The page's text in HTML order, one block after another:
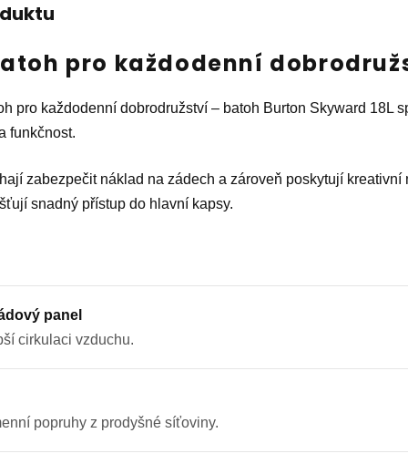
pro každodenní
pro každodenní dobrodružství – batoh Burton Skyward 18L
funkčnost.
zabezpečit náklad na zádech a zároveň poskytují
snadný přístup do hlavní kapsy.
panel
cirkulaci vzduchu.
popruhy z prodyšné síťoviny.